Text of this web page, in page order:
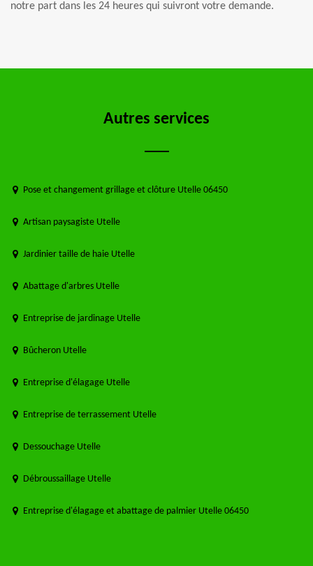
notre part dans les 24 heures qui suivront votre demande.
Autres services
Pose et changement grillage et clôture Utelle 06450
Artisan paysagiste Utelle
Jardinier taille de haie Utelle
Abattage d'arbres Utelle
Entreprise de jardinage Utelle
Bûcheron Utelle
Entreprise d'élagage Utelle
Entreprise de terrassement Utelle
Dessouchage Utelle
Débroussaillage Utelle
Entreprise d'élagage et abattage de palmier Utelle 06450